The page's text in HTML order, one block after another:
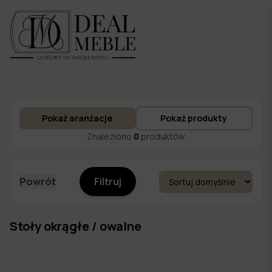
Ulubione
Pokaż aranżacje
Pokaż produkty
Znaleziono 0 produktów
Powrót Filtruj
Stoły okrągłe / owalne